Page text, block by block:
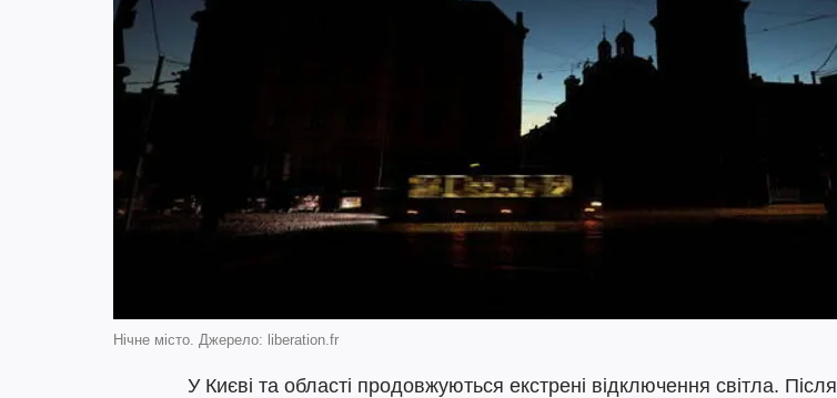
Нічне місто. Джерело: liberation.fr
У Києві та області продовжуються екстрені відключення світла. Після